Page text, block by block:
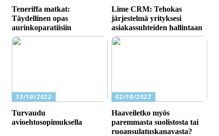
Teneriffa matkat:
Täydellinen opas
aurinkoparatiisiin
Lime CRM: Tehokas
järjestelmä yrityksesi
asiakassuhteiden hallintaan
13/10/2022
Turvaudu
avioehtosopimuksella
02/10/2022
Haaveiletko myös
paremmasta suolistosta tai
ruoansulatuskanavasta?